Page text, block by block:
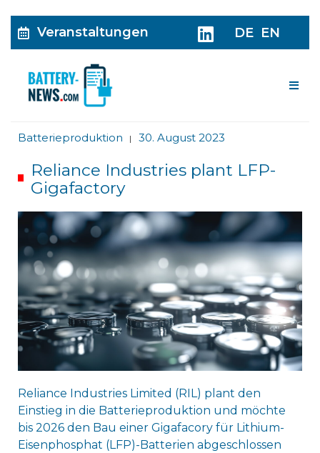
Veranstaltungen DE EN
Batterieproduktion | 30. August 2023
Reliance Industries plant LFP-
Gigafactory
Reliance Industries Limited (RIL) plant den
Einstieg in die Batterieproduktion und möchte
bis 2026 den Bau einer Gigafacory für Lithium-
Eisenphosphat (LFP)-Batterien abgeschlossen